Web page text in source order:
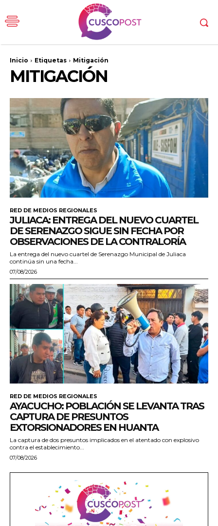
Inicio Etiquetas Mitigación
MITIGACIÓN
RED DE MEDIOS REGIONALES
JULIACA: ENTREGA DEL NUEVO CUARTEL
DE SERENAZGO SIGUE SIN FECHA POR
OBSERVACIONES DE LA CONTRALORÍA
La entrega del nuevo cuartel de Serenazgo Municipal de Juliaca
continúa sin una fecha...
07/08/2026
RED DE MEDIOS REGIONALES
AYACUCHO: POBLACIÓN SE LEVANTA TRAS
CAPTURA DE PRESUNTOS
EXTORSIONADORES EN HUANTA
La captura de dos presuntos implicados en el atentado con explosivo
contra el establecimiento...
07/08/2026